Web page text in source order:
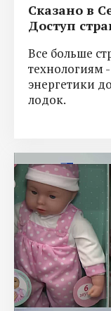
Сказано в
Доступ
Все больше
технологиям -
энергетики
лодок.